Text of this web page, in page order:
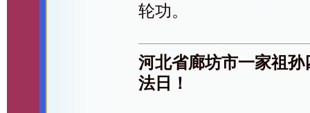
轮功。
河北省廊坊市一家祖
法日！